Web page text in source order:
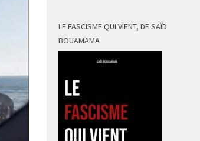
LE FASCISME QUI VIENT, DE SAÏD
BOUAMAMA